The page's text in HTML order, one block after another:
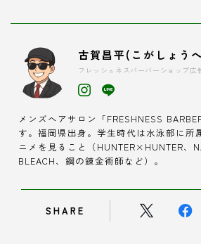
古賀昌平(こがしょう
フレッシュネスバーバーショップ広
メンズヘアサロン「FRESHNESS
す。福岡県出身。学生時代は水泳部に所
ニメを見ること（HUNTER×HUNTER、
BLEACH、鋼の錬金術師など）。
SHARE